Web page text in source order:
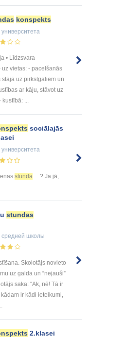
konspekts
университета
• Līdzsvara
vietas: - pacelšanās
uz pirkstgaliem un
ar kāju, stāvot uz
kustībā: ...
sociālajās
stunda
? Ja jā,
stundas
средней школы
Skolotājs novieto
uz galda un “nejauši”
saka: “Ak, nē! Tā ir
ir kādi ieteikumi,
2.klasei